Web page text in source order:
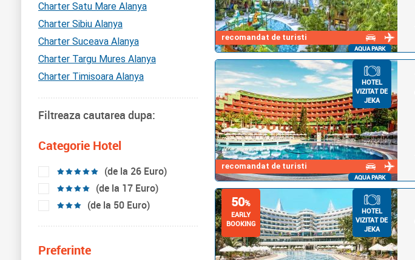
recomandat de turisti
AQUA PARK
recomandat de turisti
HOTEL
VIZITAT DE
JEKA
AQUA PARK
50%
EARLY
BOOKING
HOTEL
VIZITAT DE
JEKA
Charter Satu Mare Alanya
Charter Sibiu Alanya
Charter Suceava Alanya
Charter Targu Mures Alanya
Charter Timisoara Alanya
Filtreaza cautarea dupa:
Categorie Hotel
(de la 26 Euro)
(de la 17 Euro)
(de la 50 Euro)
Preferinte